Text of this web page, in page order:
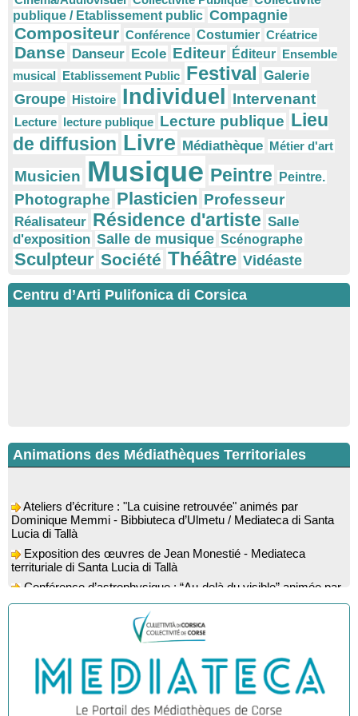
publique / Etablissement public Compagnie
Compositeur Conférence Costumier Créatrice
Danse Danseur Ecole Editeur Éditeur Ensemble
musical Etablissement Public Festival Galerie
Groupe Histoire Individuel Intervenant
Lecture lecture publique Lecture publique Lieu
de diffusion Livre Médiathèque Métier d'art
Musicien Musique Peintre Peintre.
Photographe Plasticien Professeur
Réalisateur Résidence d'artiste Salle
d'exposition Salle de musique Scénographe
Sculpteur Société Théâtre Vidéaste
Centru d’Arti Pulifonica di Corsica
Animations des Médiathèques Territoriales
Dominique Memmi - Bibbiuteca d’Ulmetu / Mediateca di Santa
Lucia di Tallà
territuriale di Santa Lucia di Tallà
Bicchisgià
Exposition des œuvres de Dominique Malberti Morin :
"Racines, peintures acryliques et aquarelles" - Mediateca
Animation : "Petits lecteurs" - Médiathèque - Pitretu è
Bicchisgià
Veillée de contes à la forêt enchantée "U Mondu ditu